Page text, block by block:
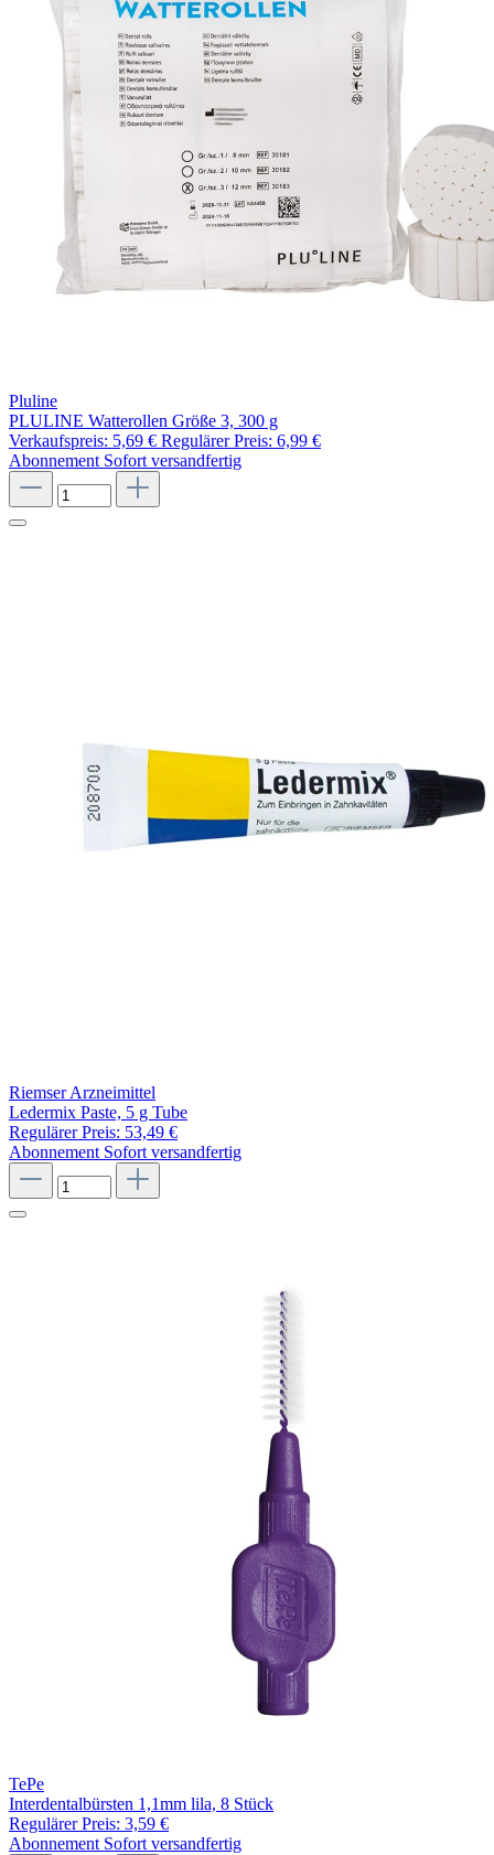
Pluline
PLULINE Watterollen Größe 3, 300 g
Verkaufspreis: 5,69 € Regulärer Preis: 6,99 €
Abonnement Sofort versandfertig
Riemser Arzneimittel
Ledermix Paste, 5 g Tube
Regulärer Preis: 53,49 €
Abonnement Sofort versandfertig
TePe
Interdentalbürsten 1,1mm lila, 8 Stück
Regulärer Preis: 3,59 €
Abonnement Sofort versandfertig